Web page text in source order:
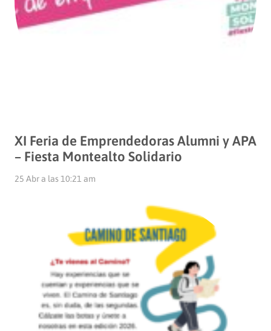
XI Feria de Emprendedoras Alumni y APA
– Fiesta Montealto Solidario
25 Abr a las 10:21 am